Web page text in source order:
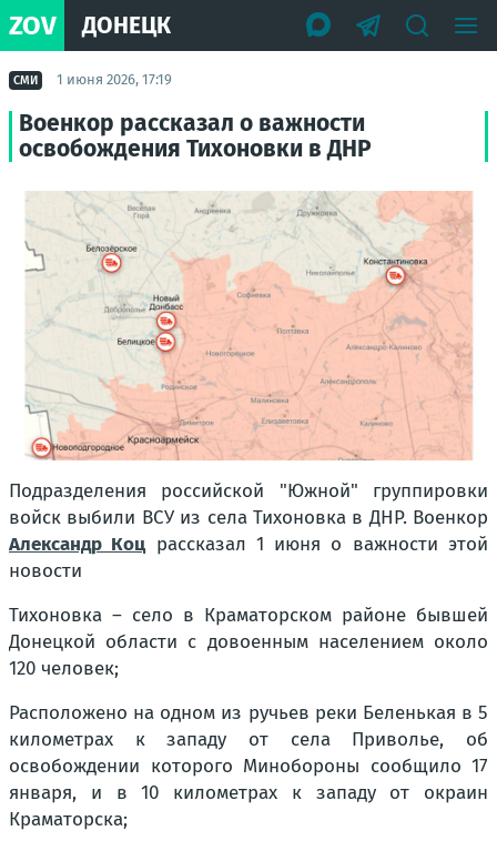
ZOV ДОНЕЦК
СМИ 1 июня 2026, 17:19
Военкор рассказал о важности
освобождения Тихоновки в ДНР
Подразделения российской "Южной" группировки
войск выбили ВСУ из села Тихоновка в ДНР. Военкор
Александр Коц рассказал 1 июня о важности этой
новости
Тихоновка – село в Краматорском районе бывшей
Донецкой области с довоенным населением около
120 человек;
Расположено на одном из ручьев реки Беленькая в 5
километрах к западу от села Приволье, об
освобождении которого Минобороны сообщило 17
января, и в 10 километрах к западу от окраин
Краматорска;